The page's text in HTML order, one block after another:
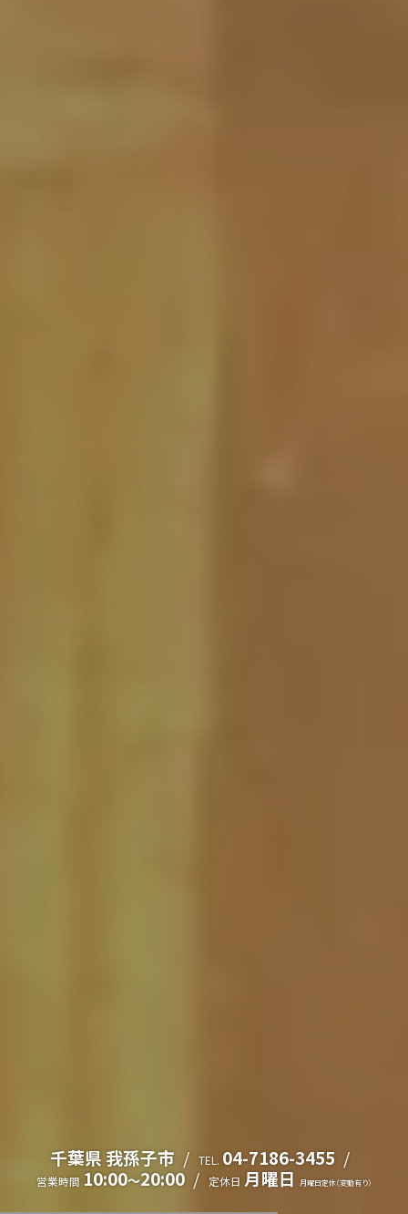
千葉県 我孫子市 TEL. 04-7186-3455
営業時間 10:00～20:00 定休日 月曜日 月曜日定休（変動有り）